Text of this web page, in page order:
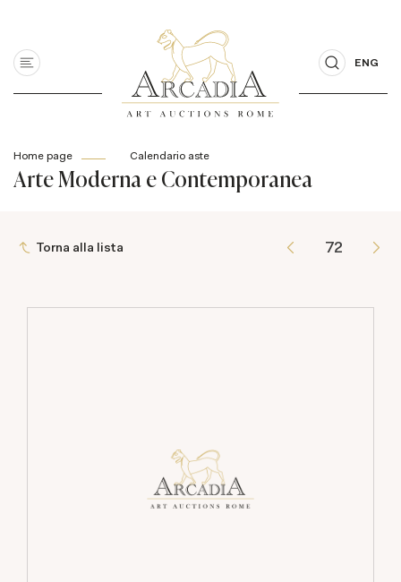
ENG
Home page Calendario aste
Arte Moderna e Contemporanea
Torna alla lista